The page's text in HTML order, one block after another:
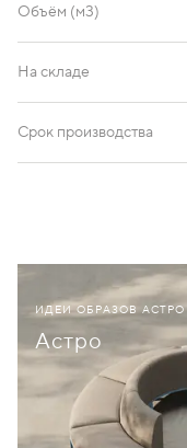
Объём (м3)
На складе
Срок производства
ИДЕИ ОБРАЗОВ АСТРО
Астро